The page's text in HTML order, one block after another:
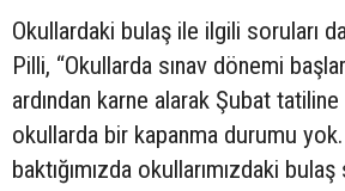
Okullardaki bulaş ile ilgili soruları
Pilli, “Okullarda sınav dönemi
ardından karne alarak Şubat
okullarda bir kapanma durumu
baktığımızda okullarımızdaki